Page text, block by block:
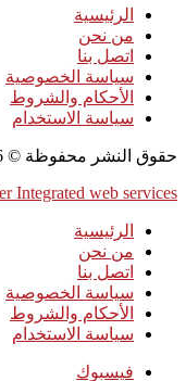
الرئيسية
من نحن
اتصل بنا
سياسة الخصوصية
الأحكام والشروط
سياسة الاستخدام
حقوق النشر محفوظة ©
Integrated web services
الرئيسية
من نحن
اتصل بنا
سياسة الخصوصية
الأحكام والشروط
سياسة الاستخدام
فيسبوك